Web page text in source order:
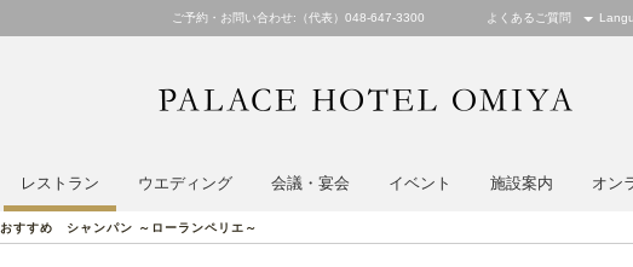
ご予約・お問い合わせ:（代表）048-647-3300 よくあるご質問
レストラン ウエディング 会議・宴会 イベント 施設案内 オン
おすすめ シャンパン ～ローランペリエ～